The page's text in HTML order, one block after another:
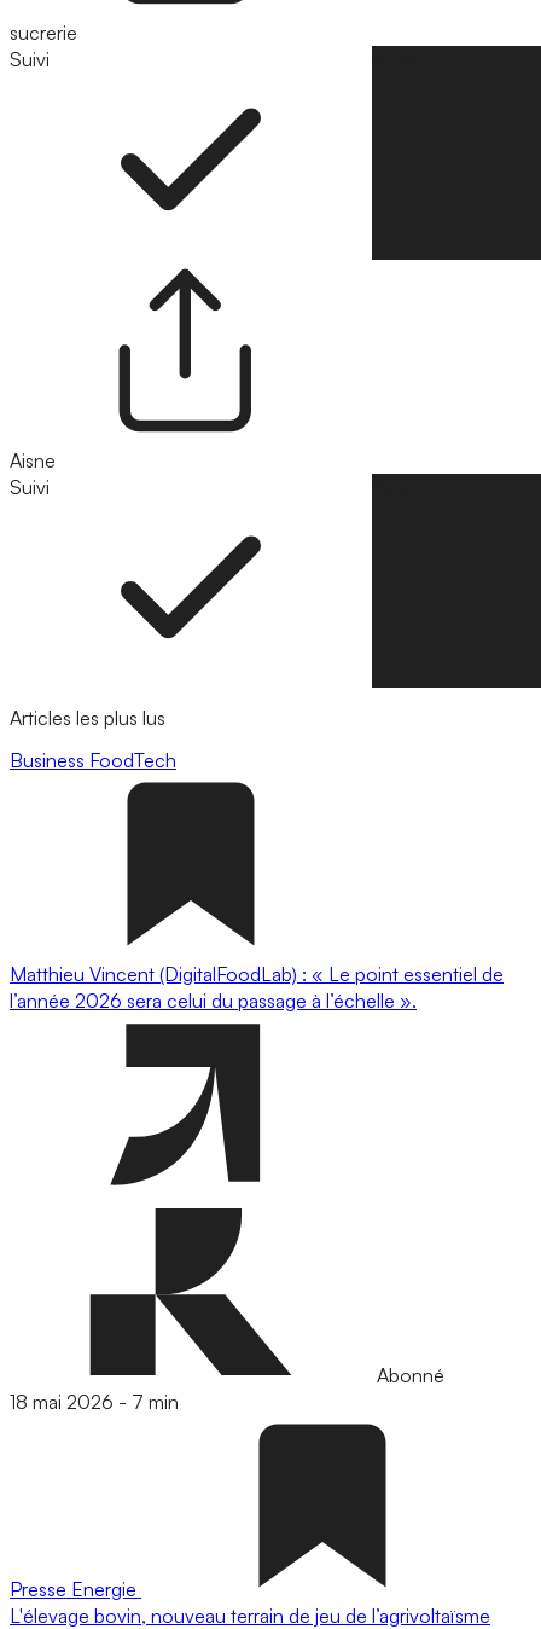
sucrerie
Suivi
Aisne
Suivi
Articles les plus lus
Business FoodTech
Matthieu Vincent (DigitalFoodLab) : « Le point essentiel de
l’année 2026 sera celui du passage à l’échelle ».
Abonné
18 mai 2026 - 7 min
Presse Energie
L'élevage bovin, nouveau terrain de jeu de l’agrivoltaïsme